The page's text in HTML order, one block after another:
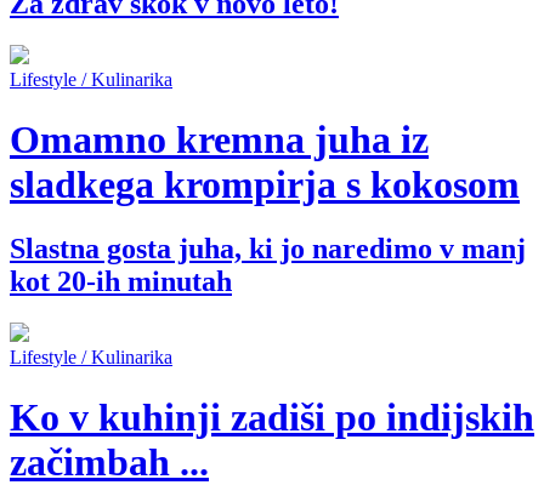
Lifestyle / Kulinarika
Omamno kremna juha iz
sladkega krompirja s kokosom
Slastna gosta juha, ki jo naredimo v manj
kot 20-ih minutah
Lifestyle / Kulinarika
Ko v kuhinji zadiši po indijskih
začimbah ...